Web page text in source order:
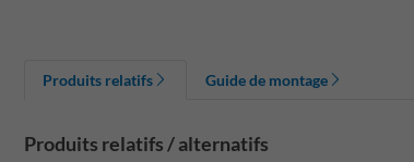
Produits relatifs Guide de montage
Produits relatifs / alternatifs